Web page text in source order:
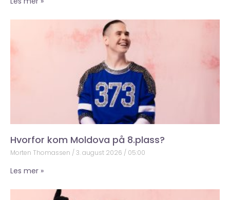
Hvorfor kom Moldova på 8.plass?
Morten Thomassen 3. august 2026 05:00
Les mer »